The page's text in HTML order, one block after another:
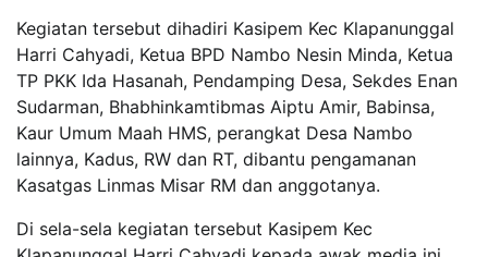
Kegiatan tersebut dihadiri Kasipem Kec Klapanunggal
Harri Cahyadi, Ketua BPD Nambo Nesin Minda, Ketua
TP PKK Ida Hasanah, Pendamping Desa, Sekdes Enan
Sudarman, Bhabhinkamtibmas Aiptu Amir, Babinsa,
Kaur Umum Maah HMS, perangkat Desa Nambo
lainnya, Kadus, RW dan RT, dibantu pengamanan
Kasatgas Linmas Misar RM dan anggotanya.
Di sela-sela kegiatan tersebut Kasipem Kec